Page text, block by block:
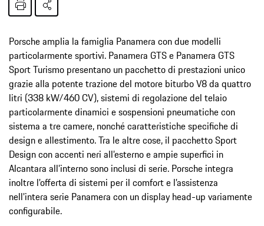
Porsche amplia la famiglia Panamera con due modelli
particolarmente sportivi. Panamera GTS e Panamera GTS
Sport Turismo presentano un pacchetto di prestazioni unico
grazie alla potente trazione del motore biturbo V8 da quattro
litri (338 kW/460 CV), sistemi di regolazione del telaio
particolarmente dinamici e sospensioni pneumatiche con
sistema a tre camere, nonché caratteristiche specifiche di
design e allestimento. Tra le altre cose, il pacchetto Sport
Design con accenti neri all’esterno e ampie superfici in
Alcantara all’interno sono inclusi di serie. Porsche integra
inoltre l’offerta di sistemi per il comfort e l’assistenza
nell’intera serie Panamera con un display head-up variamente
configurabile.